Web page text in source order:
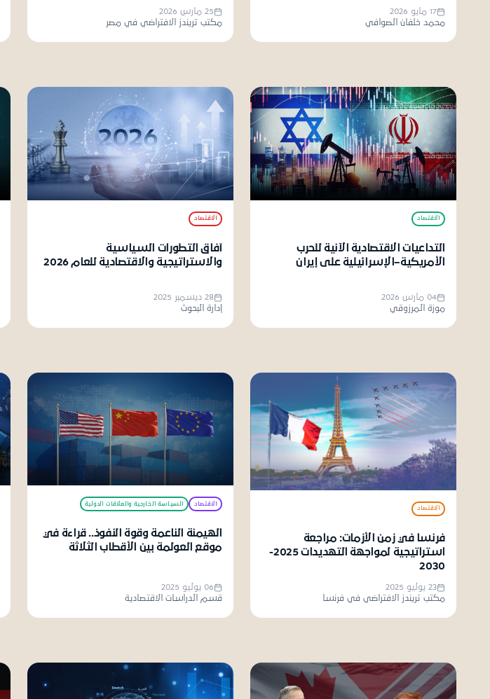
دعوة للنشر
17 مايو 2026
محمد خلفان الصوافي
25 مارس 2026
مكتب تريندز الافتراضي في مصر
الاقتصاد
التداعيات الاقتصادية الآنية للحرب
الأمريكية–الإسرائيلية على إيران
04 مارس 2026
موزة المرزوقي
الاقتصاد
آفاق التطورات السياسية
والاستراتيجية والاقتصادية للعام 2026
28 ديسمبر 2025
إدارة البحوث
الاقتصاد
فرنسا في زمن الأزمات: مراجعة
استراتيجية لمواجهة التهديدات 2025-
2030
23 يوليو 2025
مكتب تريندز الافتراضي في فرنسا
الاقتصاد السياسة الخارجية والعلاقات الدولية
الهيمنة الناعمة وقوة النفوذ.. قراءة في
موقع العولمة بين الأقطاب الثلاثة
06 يوليو 2025
قسم الدراسات الاقتصادية